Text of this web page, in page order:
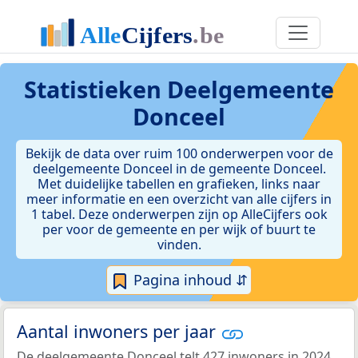
Statistieken Deelgemeente
Donceel
Bekijk de data over ruim 100 onderwerpen voor de
deelgemeente Donceel in de gemeente Donceel.
Met duidelijke tabellen en grafieken, links naar
meer informatie en een overzicht van alle cijfers in
1 tabel. Deze onderwerpen zijn op AlleCijfers ook
per voor de gemeente en per wijk of buurt te
vinden.
Pagina inhoud ⇵
Aantal inwoners per jaar